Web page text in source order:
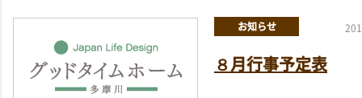
お知らせ
８月行事予定表